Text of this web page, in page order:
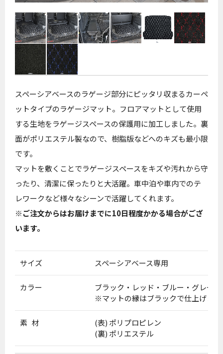
スペーシアベースのラゲージ部分にピッタリ収まるカーペ
ットタイプのラゲージマット。フロアマットとして使用
する生地をラゲージスペースの保護用に加工しました。裏
面がポリエステル製なので、樹脂版などへのキズも最小限
です。
マットを敷くことでラゲージスペースをキズや汚れから守
ったり、清潔に保ったりと大活躍。車中泊や車内でのテ
レワークなど様々なシーンで活躍してくれます。
※ご注文からはお届けまでに10日程度かかる場合がござ
います。
サイズ スペーシアベース専用
カラー
ブラック・レッド・ブルー・グレー
※マットの縁はブラックで仕上げます
素 材
(表) ポリプロピレン
(裏) ポリエステル